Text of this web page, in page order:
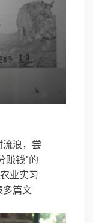
流浪，尝
赚钱”的
业实习
多篇文